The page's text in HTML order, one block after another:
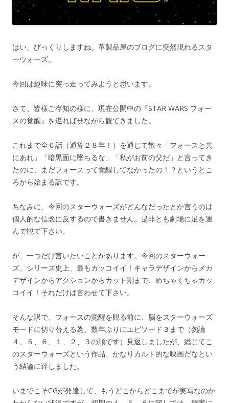
はい、びっくりしますね。革製品屋のブログに突然現れるスタ
ーウォーズ。
今回は趣味に突っ走ってみようと思います。
さて、皆様ご存知の様に、現在公開中の『STAR WARS フォー
スの覚醒』を遅ればせながら観てきました。
これまで全６話（通算２８年！）を通じて散々「フォースと共
にあれ」「暗黒面に墜ちるな」「私がお前の父だ」と言ってき
たのに、まだフォースって覚醒してなかったの！？というとこ
ろから始まる訳です。
ちなみに、今回のスターウォーズがどんなだったとか言うのは
個人的な信念に反するので書きません。是非とも劇場に足を運
んで観て下さい。
が、一つだけ言いたいことがあります。今回のスターウォー
ズ、シリーズ史上、最もカッコイイ！キャラデザインからメカ
デザインからアクションからカット割まで、めちゃくちゃカッ
コイイ！それだけは言わせて下さい。
そんな訳で、フォースの覚醒を観る前に、脳をスターウォーズ
モードに切り替える為、数年ぶりにエピソード３まで（勿論
４、５、６、１、２、３の順です）見返しましたが、総じてこ
のスターウォーズという作品、かなりカルト的な映画だなとい
う結論に達しました。
いまでこそCGが発達して、もうどこからどこまでが実写なのか